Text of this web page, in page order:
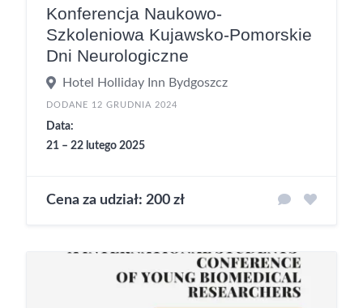
Konferencja Naukowo-
Szkoleniowa Kujawsko-Pomorskie
Dni Neurologiczne
Hotel Holliday Inn Bydgoszcz
DODANE 12 GRUDNIA 2024
Data:
21 – 22 lutego 2025
Cena za udział: 200 zł